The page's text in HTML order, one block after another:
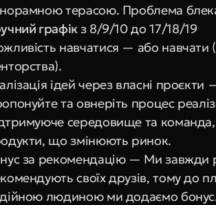
терасою. Проблема
графік з 8/9/10 до 17/18/19
навчатися — або навчати
ідей через власні
та овнеріть процес
середовище та
що змінюють ринок.
за рекомендацію — Ми завжди
своїх друзів, тому до
людиною ми додаємо